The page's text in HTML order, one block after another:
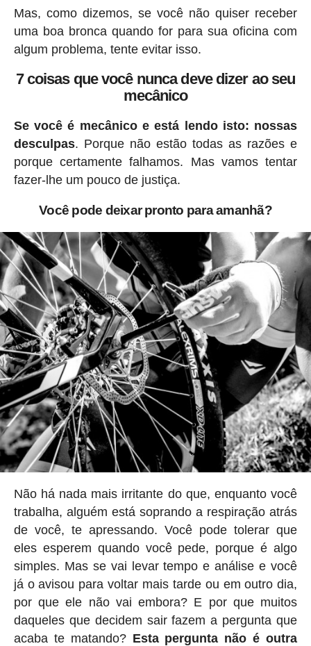
Mas, como dizemos, se você não quiser receber
uma boa bronca quando for para sua oficina com
algum problema, tente evitar isso.
7 coisas que você nunca deve dizer ao seu
mecânico
Se você é mecânico e está lendo isto: nossas
desculpas. Porque não estão todas as razões e
porque certamente falhamos. Mas vamos tentar
fazer-lhe um pouco de justiça.
Você pode deixar pronto para amanhã?
Não há nada mais irritante do que, enquanto você
trabalha, alguém está soprando a respiração atrás
de você, te apressando. Você pode tolerar que
eles esperem quando você pede, porque é algo
simples. Mas se vai levar tempo e análise e você
já o avisou para voltar mais tarde ou em outro dia,
por que ele não vai embora? E por que muitos
daqueles que decidem sair fazem a pergunta que
acaba te matando? Esta pergunta não é outra